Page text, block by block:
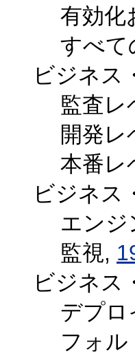
有効化
すべて
ビジネス
監査レ
開発レ
本番レ
ビジネス
エン
監視,
ビジネス
デプ
フォル